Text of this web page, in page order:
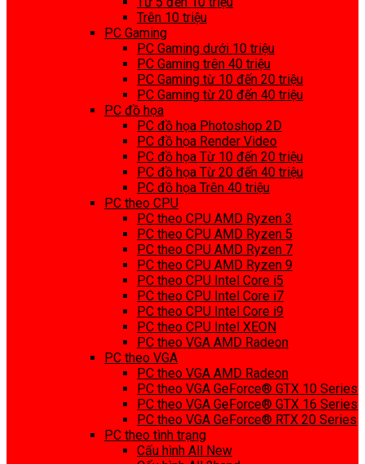
Trên 10 triệu
PC Gaming
PC Gaming dưới 10 triệu
PC Gaming trên 40 triệu
PC Gaming từ 10 đến 20 triệu
PC Gaming từ 20 đến 40 triệu
PC đồ họa
PC đồ họa Photoshop 2D
PC đồ họa Render Video
PC đồ họa Từ 10 đến 20 triệu
PC đồ họa Từ 20 đến 40 triệu
PC đồ họa Trên 40 triệu
PC theo CPU
PC theo CPU AMD Ryzen 3
PC theo CPU AMD Ryzen 5
PC theo CPU AMD Ryzen 7
PC theo CPU AMD Ryzen 9
PC theo CPU Intel Core i5
PC theo CPU Intel Core i7
PC theo CPU Intel Core i9
PC theo CPU Intel XEON
PC theo VGA AMD Radeon
PC theo VGA
PC theo VGA AMD Radeon
PC theo VGA GeForce® GTX 10 Series
PC theo VGA GeForce® GTX 16 Series
PC theo VGA GeForce® RTX 20 Series
PC theo tình trạng
Cấu hình All New